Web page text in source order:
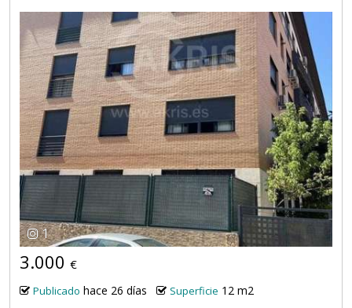
1
3.000 €
Publicado hace 26 días Superficie 12 m2